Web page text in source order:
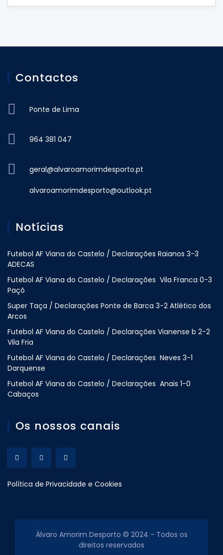
Contactos
Ponte de Lima
964 381 047
geral@alvaroamorimdesporto.pt
alvaroamorimdesporto@outlook.pt
Notícias
Futebol AF Viana do Castelo / Declarações Raianos 3-3
ADECAS
Futebol AF Viana do Castelo / Declarações Vila Franca 0-3
Paçõ
Super Taça / Declarações Ponte de Barca 3-2 Atlético dos
Arcos
Futebol AF Viana do Castelo / Declarações Vianense b 2-2
Vila Fria
Futebol AF Viana do Castelo / Declarações Neves 3-1
Darquense
Futebol AF Viana do Castelo / Declarações Anais 1-0
Cabaços
Os nossos canais
Política de Privacidade e Cookies
Álvaro Amorim Desporto © 2024 - Todos os
direitos reservados